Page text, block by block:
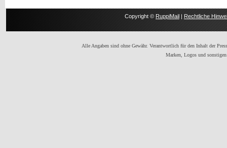
Copyright ©RuppiMail|Rechtliche
Alle Angaben sind ohne Gewähr. Verantwortlich für den Inhalt der
Marken, Logos und